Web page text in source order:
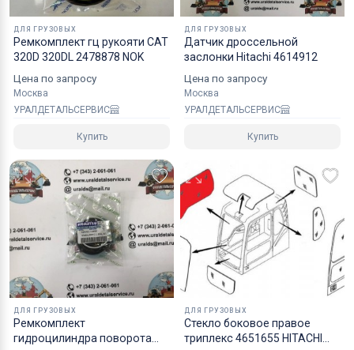
хрупких грузов.
Коробки оптимального размера и с
надежным уровнем защиты.
Специалисты компании готовы взять на себя все
мероприятия по оформлению документов и
страны СНГ, Азии и ЕС.
ДЛЯ ГРУЗОВЫХ
Ремкомплект гц рукояти CAT
320D 320DL 2478878 NOK
Цена по запросу
Москва
УРАЛДЕТАЛЬСЕРВИС
Купить
ДЛЯ ГРУЗОВЫХ
Датчик дроссельной
заслонки Hitachi 4614912
Цена по запросу
Москва
УРАЛДЕТАЛЬСЕРВИС
Купить
ДЛЯ ГРУЗОВЫХ
Ремкомплект
гидроцилиндра поворота
ДЛЯ ГРУЗОВЫХ
Стекло боковое правое
триплекс 4651655 HITACHI